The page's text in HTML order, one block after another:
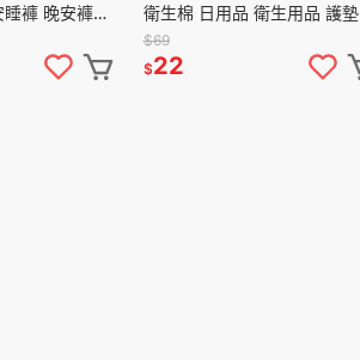
睡褲 晚安褲
【小麥購
衛生棉 日用品 衛生用品 護墊
瞬吸 生理期 超薄 涼感
【S229】
$69
$22